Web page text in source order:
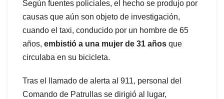
Según fuentes policiales, el hecho se produjo por
causas que aún son objeto de investigación,
cuando el taxi, conducido por un hombre de 65
años, embistió a una mujer de 31 años que
circulaba en su bicicleta.
Tras el llamado de alerta al 911, personal del
Comando de Patrullas se dirigió al lugar,